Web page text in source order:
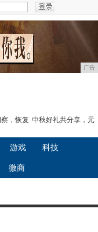
广告
，恢复 中秋好礼共分享，元
游戏 科技
微商